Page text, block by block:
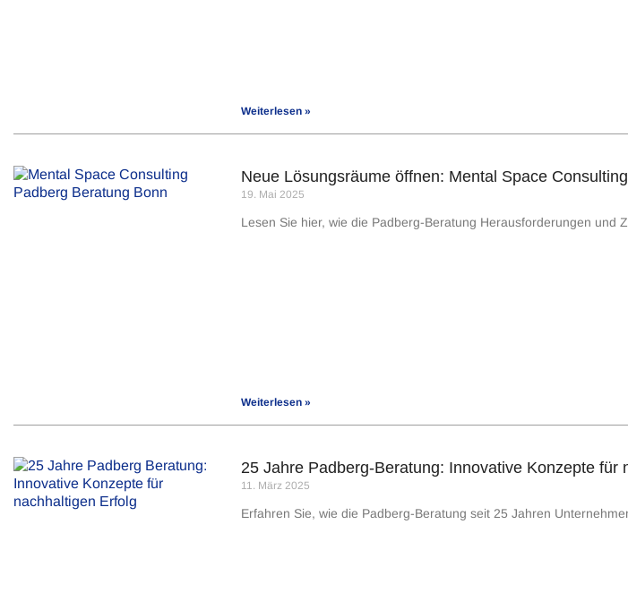
Weiterlesen »
Neue Lösungsräume öffnen: Mental Space Consulting
19. Mai 2025
Lesen Sie hier, wie die Padberg-Beratung Herausforderungen und
Weiterlesen »
25 Jahre Padberg-Beratung: Innovative Konzepte für
11. März 2025
Erfahren Sie, wie die Padberg-Beratung seit 25 Jahren